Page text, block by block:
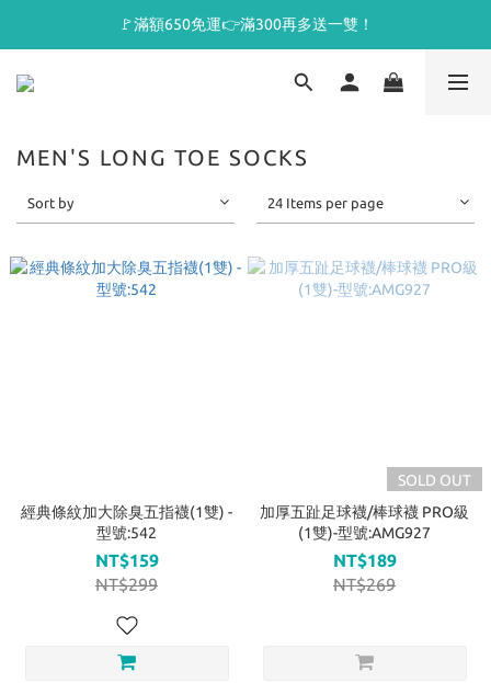
🚩滿額650免運👉滿300再多送一雙！
MEN'S LONG TOE SOCKS
Sort by 24 Items per page
經典條紋加大除臭五指襪(1雙) -
型號:542
NT$159
NT$299
SOLD OUT
加厚五趾足球襪/棒球襪 PRO級
(1雙)-型號:AMG927
NT$189
NT$269